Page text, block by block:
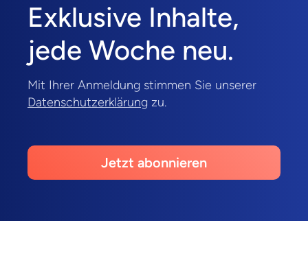
Exklusive Inhalte,
jede Woche neu.
Mit Ihrer Anmeldung stimmen Sie unserer
Datenschutzerklärung zu.
Jetzt abonnieren